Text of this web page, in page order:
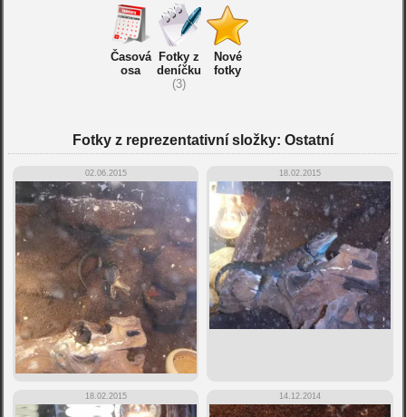
Časová
osa
Fotky z
deníčku
(3)
Nové
fotky
Fotky z reprezentativní složky: Ostatní
02.06.2015 18.02.2015
18.02.2015 14.12.2014